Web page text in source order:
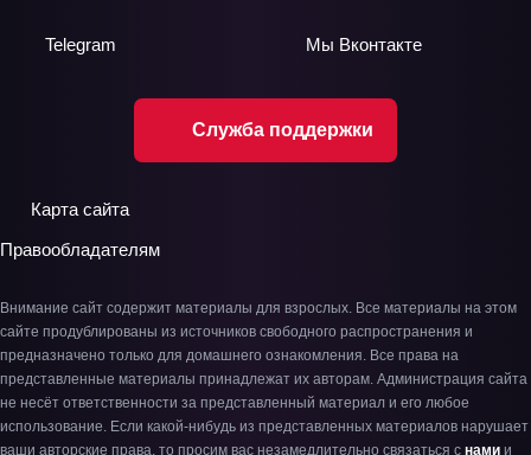
Служба поддержки
Telegram Мы Вконтакте
Карта сайта
Правообладателям
Внимание сайт содержит материалы для взрослых. Все материалы на этом
сайте продублированы из источников свободного распространения и
предназначено только для домашнего ознакомления. Все права на
представленные материалы принадлежат их авторам. Администрация сайта
не несёт ответственности за представленный материал и его любое
использование. Если какой-нибудь из представленных материалов нарушает
ваши авторские права, то просим вас незамедлительно связаться с нами и